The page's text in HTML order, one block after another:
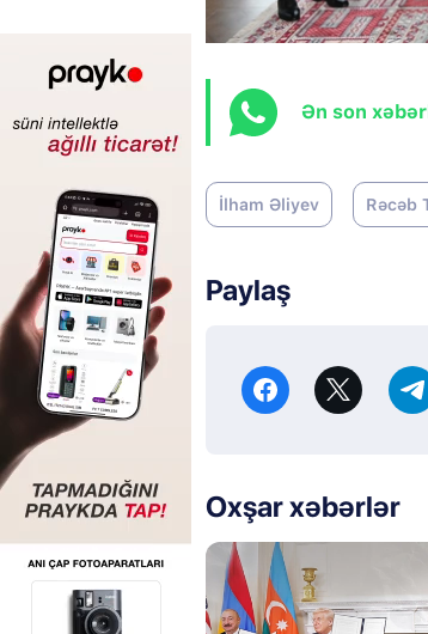
Ən son
İlham Əliyev Rəcəb
Paylaş
Oxşar xəbərlər